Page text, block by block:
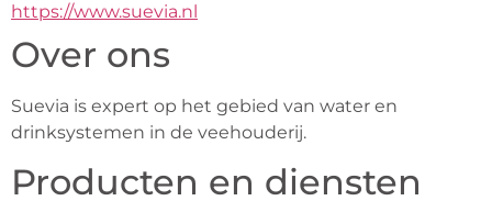
https://www.suevia.nl
Over ons
Suevia is expert op het gebied van water en
drinksystemen in de veehouderij.
Producten en diensten